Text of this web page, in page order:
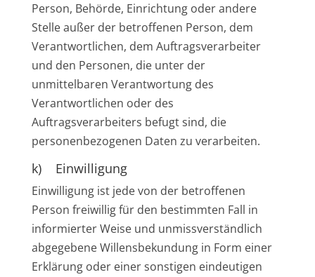
Person, Behörde, Einrichtung oder andere
Stelle außer der betroffenen Person, dem
Verantwortlichen, dem Auftragsverarbeiter
und den Personen, die unter der
unmittelbaren Verantwortung des
Verantwortlichen oder des
Auftragsverarbeiters befugt sind, die
personenbezogenen Daten zu verarbeiten.
k) Einwilligung
Einwilligung ist jede von der betroffenen
Person freiwillig für den bestimmten Fall in
informierter Weise und unmissverständlich
abgegebene Willensbekundung in Form einer
Erklärung oder einer sonstigen eindeutigen